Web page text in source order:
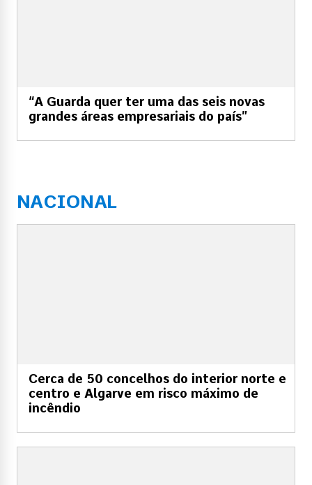
“A Guarda quer ter uma das seis novas
grandes áreas empresariais do país”
NACIONAL
Cerca de 50 concelhos do interior norte e
centro e Algarve em risco máximo de
incêndio